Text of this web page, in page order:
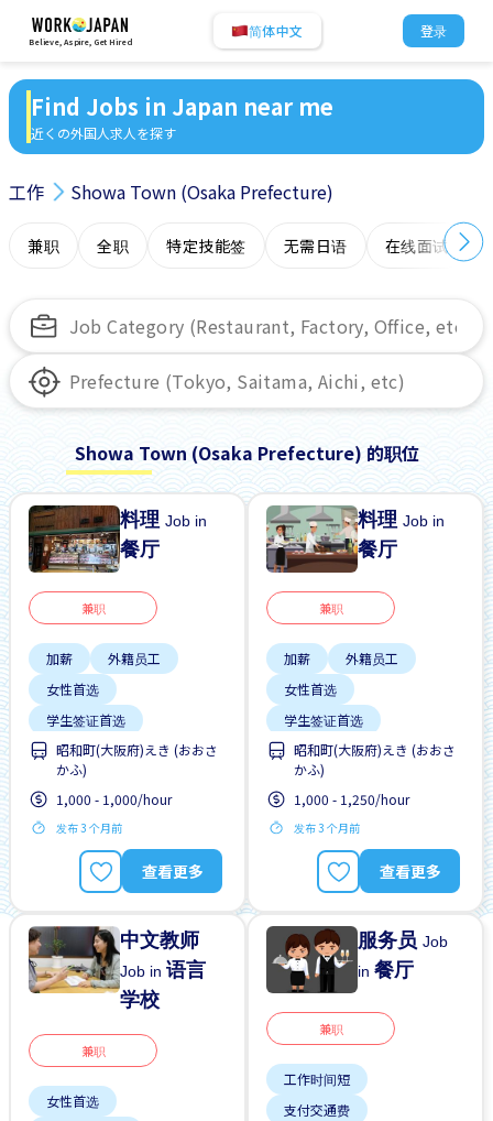
Believe, Aspire, Get Hired
简体中文 登录
Find Jobs in Japan near me
近くの外国人求人を探す
工作 Showa Town (Osaka Prefecture)
兼职 全职 特定技能签 无需日语 在线面试
Showa Town (Osaka Prefecture) 的职位
料理Job in
餐厅
兼职
加薪
外籍员工
女性首选
学生签证首选
工作时间短
提供膳食
支付交通费
无经验要求
昭和町(大阪府)えき (おおさ
かふ)
1,000 - 1,000/hour
发布 3 个月前
查看更多
料理Job in
餐厅
兼职
加薪
外籍员工
女性首选
学生签证首选
工作时间短
提供膳食
支付交通费
无经验要求
昭和町(大阪府)えき (おおさ
かふ)
1,000 - 1,250/hour
发布 3 个月前
查看更多
中文教师
Job in语言
学校
兼职
女性首选
服务员Job
in餐厅
兼职
工作时间短
支付交通费